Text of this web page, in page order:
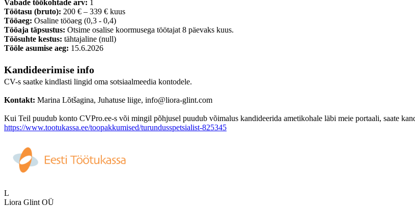
Vabade töökohtade arv: 1
Töötasu (bruto): 200 € – 339 € kuus
Tööaeg: Osaline tööaeg (0,3 - 0,4)
Tööaja täpsustus: Otsime osalise koormusega töötajat 8 päevaks kuus.
Töösuhte kestus: tähtajaline (null)
Tööle asumise aeg: 15.6.2026
Kandideerimise info
CV-s saatke kindlasti lingid oma sotsiaalmeedia kontodele.
Kontakt: Marina Lõtšagina, Juhatuse liige, info@liora-glint.com
Kui Teil puudub konto CVPro.ee-s või mingil põhjusel puudub võimalus kandideerida ametikohale läbi meie portaali, saate
https://www.tootukassa.ee/toopakkumised/turundusspetsialist-825345
L
Liora Glint OÜ